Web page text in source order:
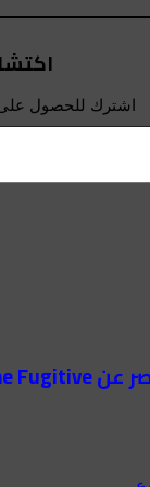
اشترك للحصول على